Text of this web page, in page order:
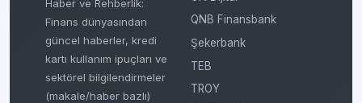
Haber ve Rehberlik:
Finans dünyasından
güncel haberler, kredi
kartı kullanım ipuçları ve
sektörel bilgilendirmeler
(makale/haber bazlı)
QNB Finansbank
Şekerbank
TEB
TROY